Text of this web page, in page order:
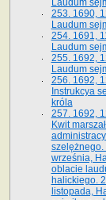
Laudum
253. 1690,
Laudum
254. 1691,
Laudum
255. 1692,
Laudum
256. 1692,
Instrukcya
króla
257. 1692,
Kwit
szelężnego.
września,
oblacie
halickiego.
listopada,